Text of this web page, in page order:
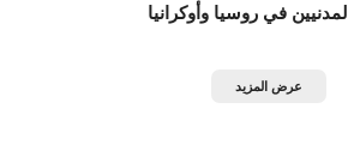
المدنيين في روسيا وأوكرانيا
عرض المزيد